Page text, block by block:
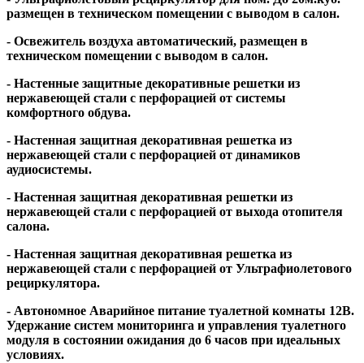
размещен в техническом помещении с выводом в салон.
- Освежитель воздуха автоматический, размещен в
техническом помещении с выводом в салон.
- Настенные защитные декоративные решетки из
нержавеющей стали с перфорацией от системы
комфортного обдува.
- Настенная защитная декоративная решетка из
нержавеющей стали с перфорацией от динамиков
аудиосистемы.
- Настенная защитная декоративная решетки из
нержавеющей стали с перфорацией от выхода отопителя
салона.
- Настенная защитная декоративная решетка из
нержавеющей стали с перфорацией от Ультрафиолетового
рециркулятора.
- Автономное Аварийное питание туалетной комнаты 12В.
Удержание систем мониторинга и управления туалетного
модуля в состоянии ожидания до 6 часов при идеальных
условиях.